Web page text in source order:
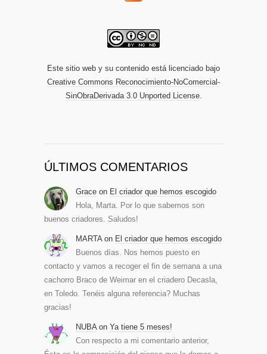
Este sitio web y su contenido está licenciado bajo
Creative Commons Reconocimiento-NoComercial-
SinObraDerivada 3.0 Unported License.
ÚLTIMOS COMENTARIOS
Grace on El criador que hemos escogido
Hola, Marta. Por lo que sabemos son
buenos criadores. Saludos!
MARTA on El criador que hemos escogido
Buenos días. Nos hemos puesto en
contacto y vamos a recoger el fin de semana a una
cachorro Braco de Weimar en el criadero Decasla,
en Toledo. Tenéis alguna referencia? Muchas
gracias!
NUBA on Ya tiene 5 meses!
Con respecto a mi comentario anterior,